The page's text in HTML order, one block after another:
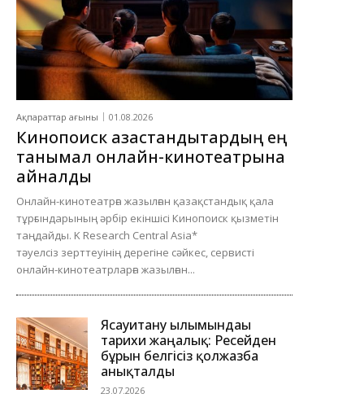
Ақпараттар ағыны 01.08.2026
Кинопоиск қазақстандықтардың ең
танымал онлайн-кинотеатрына
айналды
Онлайн-кинотеатрға жазылған қазақстандық қала
тұрғындарының әрбір екіншісі Кинопоиск қызметін
таңдайды. K Research Central Asia*
тәуелсіз зерттеуінің дерегіне сәйкес, сервисті
онлайн-кинотеатрларға жазылған...
Ясауитану ғылымындағы
тарихи жаңалық: Ресейден
бұрын белгісіз қолжазба
анықталды
23.07.2026